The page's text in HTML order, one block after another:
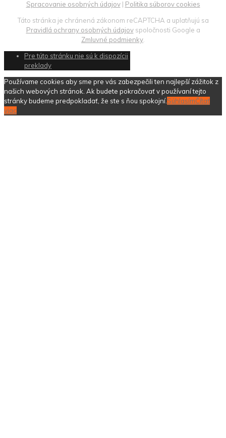
Spracovanie osobných údajov| Politika súborov cookies
Táto stránka je chránená zákonom reCAPTCHA a uplatňujú sa
Pravidlá ochrany osobných údajovspoločnosti Google a
Zmluvné podmienky
Pre túto stránku nie sú k dispozícii
preklady
Používame cookies aby sme pre vás zabezpečili ten najlepší zážitok z
našich webových stránok. Ak budete pokračovať v používaní tejto
stránky budeme predpokladať, že ste s ňou spokojní.SúhlasímČítať
viac